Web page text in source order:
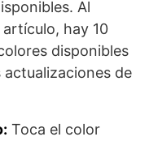
Al
hay 10
disponibles
de
Toca el color